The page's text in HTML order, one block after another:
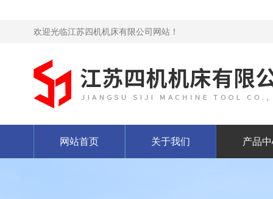
欢迎光临江苏四机机床有限公司网站！
网站首页 关于我们 产品